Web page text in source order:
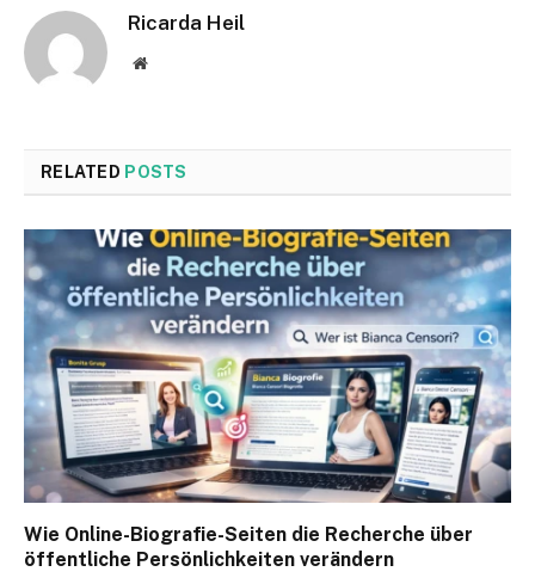
Ricarda Heil
Website
RELATED POSTS
Wie Online-Biografie-Seiten die Recherche über
öffentliche Persönlichkeiten verändern